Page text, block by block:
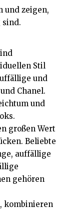
und zeigen,
sind.
Stil
und
Chanel.
und
großen Wert
Beliebte
auffällige
gehören
kombinieren